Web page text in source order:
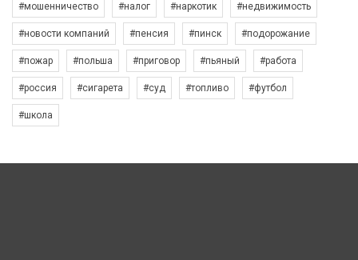
#мошенничество #налог #наркотик #недвижимость
#новости компаний #пенсия #пинск #подорожание
#пожар #польша #приговор #пьяный #работа
#россия #сигарета #суд #топливо #футбол
#школа